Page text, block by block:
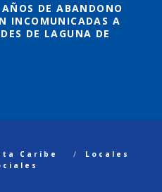
DE ABANDONO
INCOMUNICADAS A
DE LAGUNA DE
Caribe
Locales